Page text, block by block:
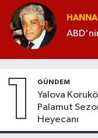
1 GÜNDEM
Yalova
Palamut
Heyecanı